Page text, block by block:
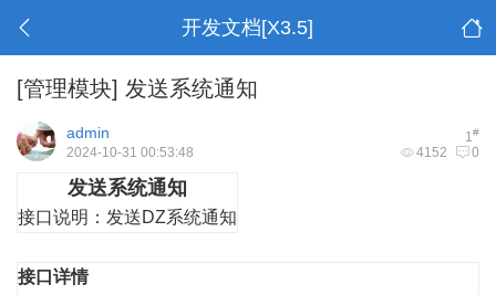
开发文档[X3.5]
[管理模块] 发送系统通知
1#
admin
4152 0
2024-10-31 00:53:48
发送系统通知
接口说明： 发送DZ系统通知
接口详情